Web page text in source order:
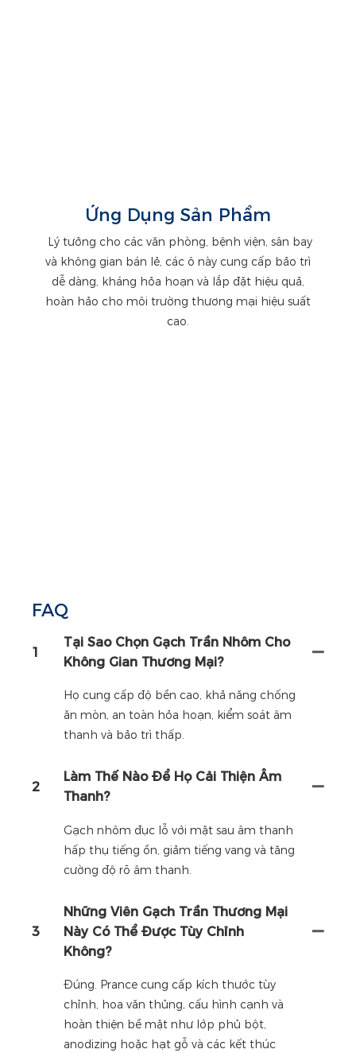
Ứng Dụng Sản Phẩm
Lý tưởng cho các văn phòng, bệnh viện, sân bay
và không gian bán lẻ, các ô này cung cấp bảo trì
dễ dàng, kháng hỏa hoạn và lắp đặt hiệu quả,
hoàn hảo cho môi trường thương mại hiệu suất
cao.
FAQ
1
Tại Sao Chọn Gạch Trần Nhôm Cho
Không Gian Thương Mại?
Họ cung cấp độ bền cao, khả năng chống
ăn mòn, an toàn hỏa hoạn, kiểm soát âm
thanh và bảo trì thấp.
2
Làm Thế Nào Để Họ Cải Thiện Âm
Thanh?
Gạch nhôm đục lỗ với mặt sau âm thanh
hấp thụ tiếng ồn, giảm tiếng vang và tăng
cường độ rõ âm thanh.
3
Những Viên Gạch Trần Thương Mại
Này Có Thể Được Tùy Chỉnh
Không?
Đúng. Prance cung cấp kích thước tùy
chỉnh, hoa văn thủng, cấu hình cạnh và
hoàn thiện bề mặt như lớp phủ bột,
anodizing hoặc hạt gỗ và các kết thúc